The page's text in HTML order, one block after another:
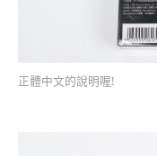
正體中文的說明喔!